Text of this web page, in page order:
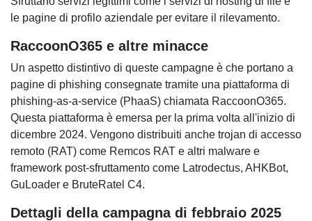
le pagine di profilo aziendale per evitare il rilevamento.
RaccoonO365 e altre minacce
Un aspetto distintivo di queste campagne è che portano a
pagine di phishing consegnate tramite una piattaforma di
phishing-as-a-service (PhaaS) chiamata RaccoonO365.
Questa piattaforma è emersa per la prima volta all'inizio di
dicembre 2024. Vengono distribuiti anche trojan di accesso
remoto (RAT) come Remcos RAT e altri malware e
framework post-sfruttamento come Latrodectus, AHKBot,
GuLoader e BruteRatel C4.
Dettagli della campagna di febbraio 2025